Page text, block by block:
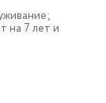
на 7 лет и